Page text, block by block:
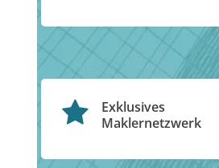
Exklusives
Maklernetzwerk